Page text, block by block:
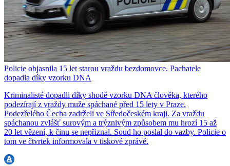
Policie objasnila 15 let starou vraždu bezdomovce. Pachatele
dopadla díky vzorku DNA
Kriminalisté dopadli díky shodě vzorku DNA člověka, kterého
podezírají z vraždy muže spáchané před 15 lety v Praze.
Podezřelého Čecha zadrželi ve Středočeském kraji. Za vraždu
spáchanou zvlášť surovým a trýznivým způsobem mu hrozí 15 až
20 let vězení, k činu se nepřiznal. Soud ho poslal do vazby. Policie o
tom ve čtvrtek informovala v tiskové zprávě.